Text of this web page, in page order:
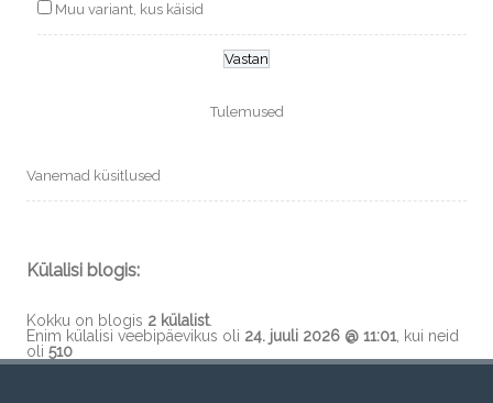
Muu variant, kus käisid
Tulemused
Vanemad küsitlused
Külalisi blogis:
Kokku on blogis 2 külalist.
Enim külalisi veebipäevikus oli 24. juuli 2026 @ 11:01 , kui neid
oli 510